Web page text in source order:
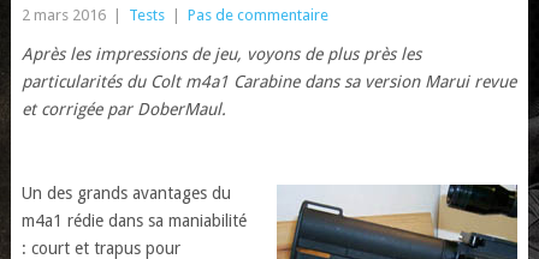
2 mars 2016 Tests Pas de commentaire
Après les impressions de jeu, voyons de plus près les
particularités du Colt m4a1 Carabine dans sa version Marui revue
et corrigée par DoberMaul.
Un des grands avantages du
m4a1 rédie dans sa maniabilité
: court et trapus pour